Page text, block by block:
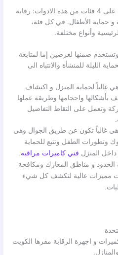
في هذه الفقرة سوف نلقي نظرة على 4 فئات من هذه الادوات: رقابة
و حماية الأطفال. في كل فئة،
وأنواع مختلفة.
ضمنها لغرضين إما لمتابعة
الليلة للمنشأة والانتباه الى
غالباً لحماية المنزل و اكتشاف
بأشكالها واحجامها وطريقة عملها
وتعمل على التقاط التفاصيل
غالباً تكون عن طريق الجوال وهي
وتطورات الطفل وتتبع للحماية
المنزل فني كاميرات مراقبه.
الحدود و مناطق المعارك ومكافحة
مميزات عالية لتكشف كل شيء
و اجهزة الرقابة مقرها الكويت